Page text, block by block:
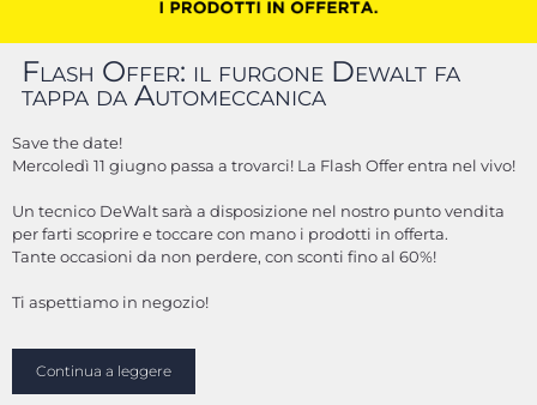
Flash Offer: il furgone Dewalt fa
tappa da Automeccanica
Save the date!
Mercoledì 11 giugno passa a trovarci! La Flash Offer entra nel vivo!
Un tecnico DeWalt sarà a disposizione nel nostro punto vendita
per farti scoprire e toccare con mano i prodotti in offerta.
Tante occasioni da non perdere, con sconti fino al 60%!
Ti aspettiamo in negozio!
Continua a leggere